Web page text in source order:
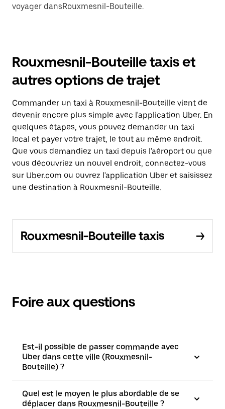
voyager dansRouxmesnil-Bouteille.
Rouxmesnil-Bouteille taxis et
autres options de trajet
Commander un taxi à Rouxmesnil-Bouteille vient de
devenir encore plus simple avec l'application Uber. En
quelques étapes, vous pouvez demander un taxi
local et payer votre trajet, le tout au même endroit.
Que vous demandiez un taxi depuis l'aéroport ou que
vous découvriez un nouvel endroit, connectez-vous
sur Uber.com ou ouvrez l'application Uber et saisissez
une destination à Rouxmesnil-Bouteille.
Rouxmesnil-Bouteille taxis
Foire aux questions
Est-il possible de passer commande avec
Uber dans cette ville (Rouxmesnil-
Bouteille) ?
Quel est le moyen le plus abordable de se
déplacer dans Rouxmesnil-Bouteille ?